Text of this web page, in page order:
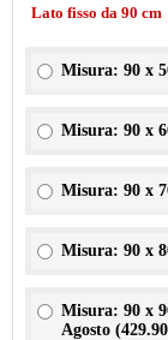
Lato fisso da 90 cm
Misura: 90 x
Misura: 90 x
Misura: 90 x
Misura: 90 x
Misura: 90 x
Agosto (